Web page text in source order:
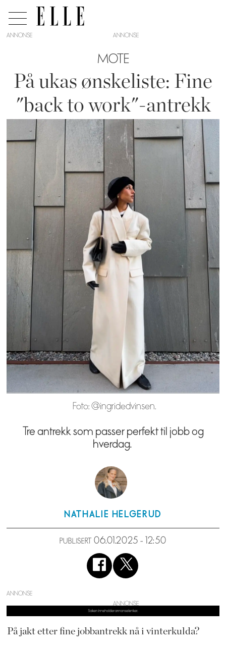
ANNONSE
MOTE
På ukas ønskeliste: Fine
"back to work"-antrekk
Foto: @ingridedvinsen.
Tre antrekk som passer perfekt til jobb og
hverdag.
NATHALIE HELGERUD
PUBLISERT 06.01.2025 - 12:50
ANNONSE
På jakt etter fine jobbantrekk nå i vinterkulda?